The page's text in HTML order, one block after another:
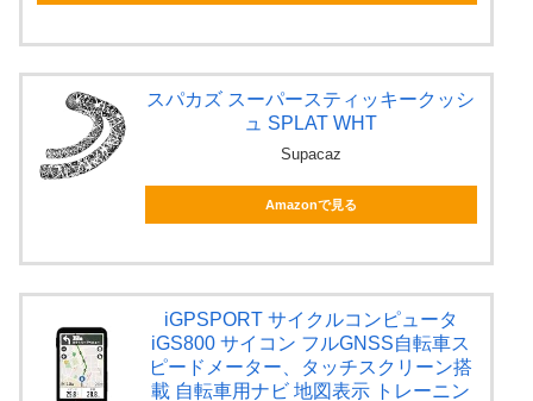
スパカズ スーパースティッキークッシ
ュ SPLAT WHT
Supacaz
Amazonで見る
iGPSPORT サイクルコンピュータ
iGS800 サイコン フルGNSS自転車ス
ピードメーター、タッチスクリーン搭
載 自転車用ナビ 地図表示 トレーニン